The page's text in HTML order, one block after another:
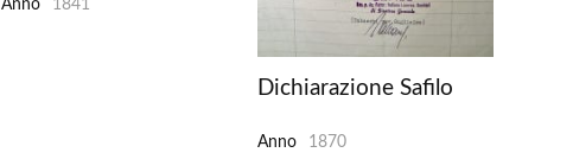
Anno 1841
Dichiarazione Safilo
Anno 1870